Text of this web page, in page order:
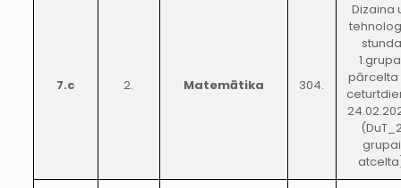
7.c 2. Matemātika 304.
Dizaina
stunda
pārcelta
grupai